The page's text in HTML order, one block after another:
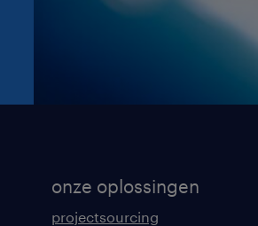
onze oplossingen
projectsourcing